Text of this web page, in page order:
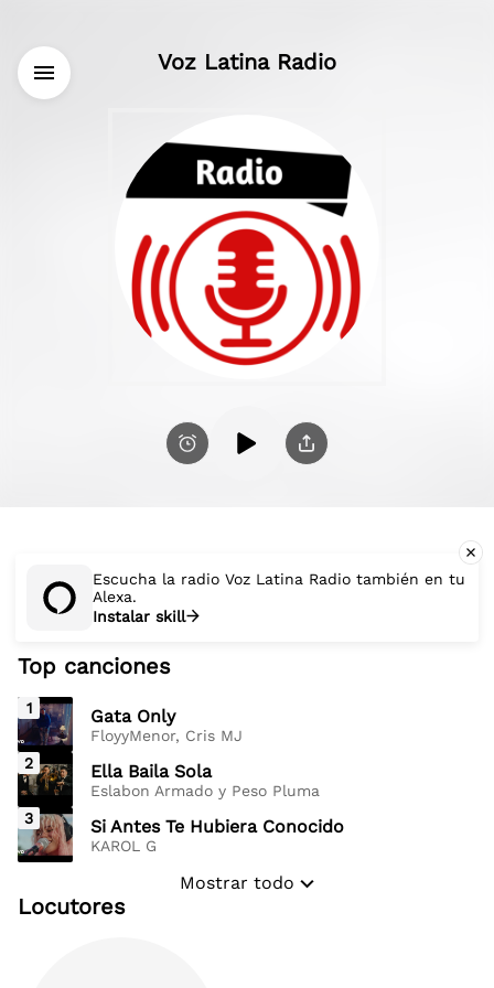
Voz Latina Radio
Escucha la radio Voz Latina Radio también en tu
Alexa.
Instalar skill
Top canciones
1 Gata Only
FloyyMenor, Cris MJ
2
Ella Baila Sola
Eslabon Armado y Peso Pluma
3
Si Antes Te Hubiera Conocido
KAROL G
Mostrar todo
Locutores